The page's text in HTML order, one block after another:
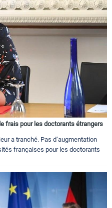
frais pour les doctorants étrangers
a tranché. Pas d’augmentation
françaises pour les doctorants